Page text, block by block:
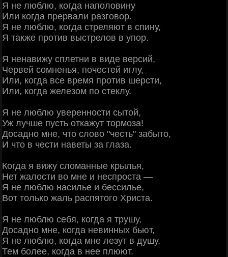
Я не люблю, когда наполовину
Или когда прервали разговор.
Я не люблю, когда стреляют в спину,
Я также против выстрелов в упор.
Я ненавижу сплетни в виде версий,
Червей сомненья, почестей иглу,
Или, когда все время против шерсти,
Или, когда железом по стеклу.
Я не люблю уверенности сытой,
Уж лучше пусть откажут тормоза!
Досадно мне, что слово "честь" забыто,
И что в чести наветы за глаза.
Когда я вижу сломанные крылья,
Нет жалости во мне и неспроста —
Я не люблю насилье и бессилье,
Вот только жаль распятого Христа.
Я не люблю себя, когда я трушу,
Досадно мне, когда невинных бьют,
Я не люблю, когда мне лезут в душу,
Тем более, когда в нее плюют.